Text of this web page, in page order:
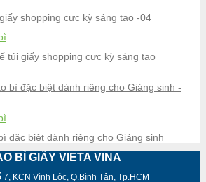
túi giấy shopping cực kỳ sáng tạo
đặc biệt dành riêng cho Giáng sinh
BÌ GIẤY VIETA VINA
KCN Vĩnh Lộc, Q.Bình Tân, Tp.HCM